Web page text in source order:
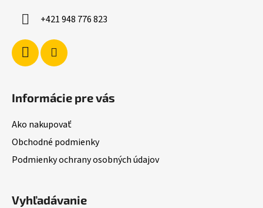
+421 948 776 823
Informácie pre vás
Ako nakupovať
Obchodné podmienky
Podmienky ochrany osobných údajov
Vyhľadávanie